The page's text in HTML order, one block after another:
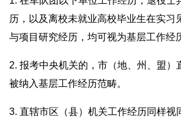
历，以及离校未就业高校毕业生在实习
与项目研究经历，均可视为基层工作经
2. 报考中央机关的，市（地、州、盟）
被纳入基层工作经历范畴。
3. 直辖市区（县）机关工作经历同样视